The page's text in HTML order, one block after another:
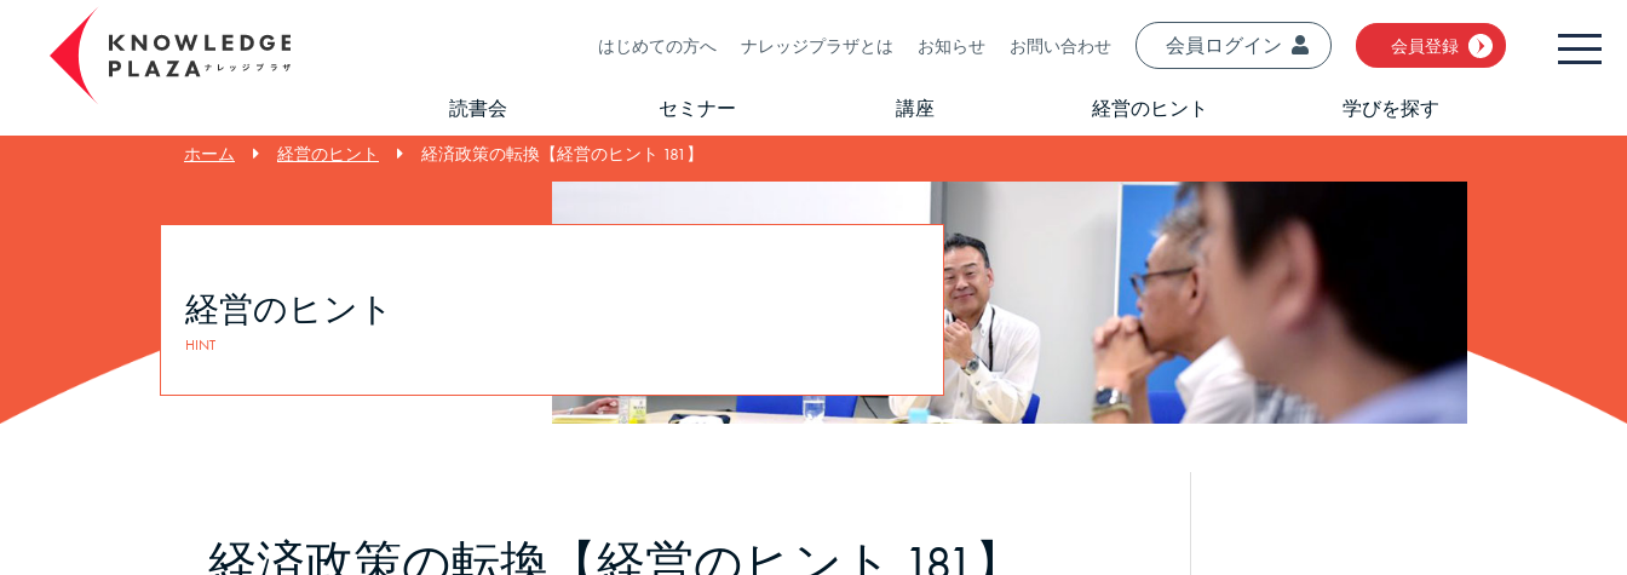
はじめての方へ ナレッジプラザとは お知らせ お問い合わせ 会員ログイン 会員登録
読書会 セミナー 講座 経営のヒント 学びを探す
ホーム 経営のヒント 経済政策の転換【経営のヒント 181】
経営のヒント
HINT